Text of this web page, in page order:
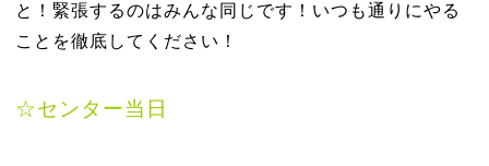
と！緊張するのはみんな同じです！いつも通りにやる
ことを徹底してください！
☆センター当日